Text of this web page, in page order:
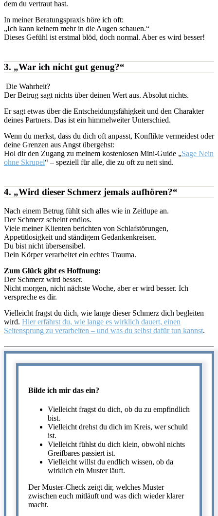
dem du vertraut hast.
In meiner Beratungspraxis höre ich oft:
„Ich kann keinem mehr in die Augen schauen.“
Dieses Gefühl ist erstmal blöd, doch normal. Aber es wird besser!
3. „War ich nicht gut genug?“
Die Wahrheit?
Der Betrug sagt nichts über deinen Wert aus. Absolut nichts.
Er sagt etwas über die Entscheidungsfähigkeit und den Charakter
deines Partners. Das ist ein himmelweiter Unterschied.
Wenn du merkst, dass du dich oft anpasst, Konflikte vermeidest oder
deine Grenzen aus Angst übergehst:
Hol dir den Zugang zu meinem kostenlosen Mini-Guide „Sage Nein
ohne Skrupel“ – speziell für alle, die zu oft zu nett sind.
4. „Wird dieser Schmerz jemals aufhören?“
Nach einem Betrug fühlt sich alles wie in Zeitlupe an.
Der Schmerz scheint endlos.
Viele meiner Klienten berichten von Schlafstörungen,
Appetitlosigkeit und ständigem Gedankenkreisen.
Du bist nicht übersensibel.
Dein Körper verarbeitet ein echtes Trauma.
Zum Glück gibt es Hoffnung:
Der Schmerz wird besser.
Nicht morgen, nicht nächste Woche, aber er wird besser. Ich
verspreche es dir.
Vielleicht fragst du dich, wie lange dieser Schmerz dich begleiten
wird. Hier erfährst du, wie lange es wirklich dauert, einen
Seitensprung zu verarbeiten – und was du selbst dafür tun kannst.
Bilde ich mir das ein?
Vielleicht fragst du dich, ob du zu empfindlich
bist.
Vielleicht drehst du dich im Kreis, wer schuld
ist.
Vielleicht fühlst du dich klein, obwohl nichts
Greifbares passiert ist.
Vielleicht willst du endlich wissen, ob da
wirklich ein Muster läuft.
Der Muster-Check zeigt dir, welches Muster
zwischen euch mitläuft und was dich wieder klarer
macht.